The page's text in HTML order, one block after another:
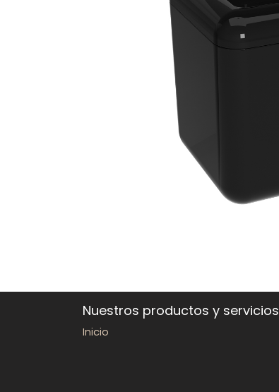
Nuestros productos y servicios
Inicio